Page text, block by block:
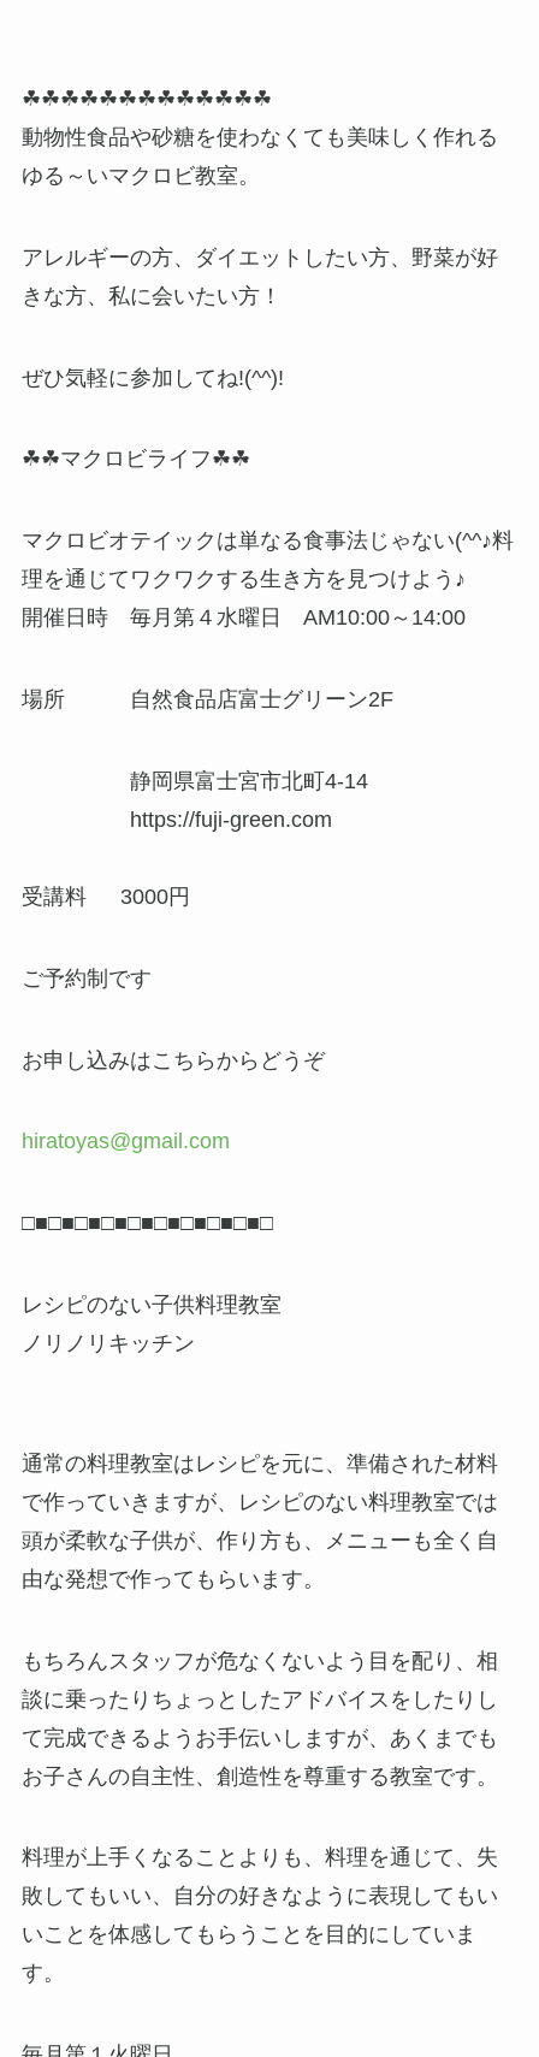
☘☘☘☘☘☘☘☘☘☘☘☘☘
動物性食品や砂糖を使わなくても美味しく作れる
ゆる～いマクロビ教室。
アレルギーの方、ダイエットしたい方、野菜が好
きな方、私に会いたい方！
ぜひ気軽に参加してね!(^^)!
☘☘マクロビライフ☘☘
マクロビオテイックは単なる食事法じゃない(^^♪料
理を通じてワクワクする生き方を見つけよう♪
開催日時 毎月第４水曜日 AM10:00～14:00
場所 自然食品店富士グリーン2F
静岡県富士宮市北町4-14
https://fuji-green.com
受講料 3000円
ご予約制です
お申し込みはこちらからどうぞ
hiratoyas@gmail.com
□■□■□■□■□■□■□■□■□■□
レシピのない子供料理教室
ノリノリキッチン
通常の料理教室はレシピを元に、準備された材料
で作っていきますが、レシピのない料理教室では
頭が柔軟な子供が、作り方も、メニューも全く自
由な発想で作ってもらいます。
もちろんスタッフが危なくないよう目を配り、相
談に乗ったりちょっとしたアドバイスをしたりし
て完成できるようお手伝いしますが、あくまでも
お子さんの自主性、創造性を尊重する教室です。
料理が上手くなることよりも、料理を通じて、失
敗してもいい、自分の好きなように表現してもい
いことを体感してもらうことを目的にしていま
す。